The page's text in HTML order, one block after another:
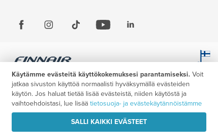
Käytämme evästeitä käyttökokemuksesi parantamiseksi. Voit
jatkaa sivuston käyttöä normaalisti hyväksymällä evästeiden
käytön. Jos haluat tietää lisää evästeistä, niiden käytöstä ja
vaihtoehdoistasi, lue lisää tietosuoja- ja evästekäytännöistämme
SALLI KAIKKI EVÄSTEET